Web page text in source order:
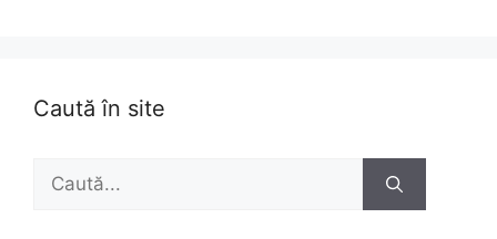
Caută în site
Caută